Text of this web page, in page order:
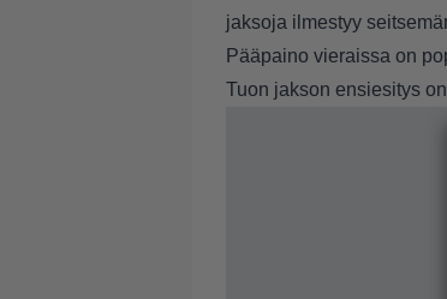
jaksoja ilmestyy
Pääpaino vieraissa on
Tuon jakson ensiesitys